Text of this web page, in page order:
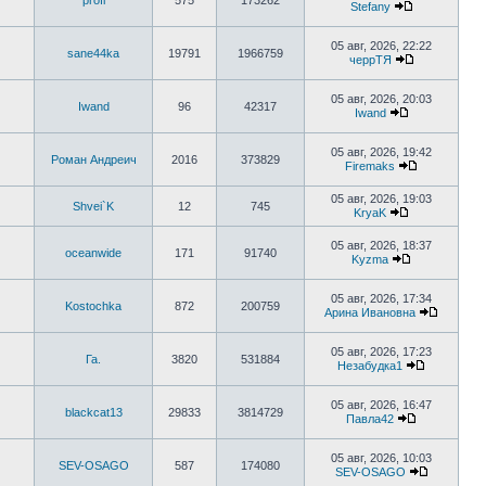
сообщению
Stefany
к
последнему
сообщению
sane44ka 19791 1966759
05 авг, 2026, 22:22
черрТЯ
к
последнему
Iwand 96 42317
05 авг, 2026, 20:03
Iwand
к
последнему
сообщению
Роман Андреич 2016 373829
05 авг, 2026, 19:42
Firemaks
к
последнему
Shvei`K 12 745
05 авг, 2026, 19:03
KryaK
Перейти
последнему
сообщению
oceanwide 171 91740
05 авг, 2026, 18:37
Kyzma
к
последнему
сообщению
Kostochka 872 200759
05 авг, 2026, 17:34
Арина Ивановна
к
Га. 3820 531884
05 авг, 2026, 17:23
Незабудка1
к
blackcat13 29833 3814729
05 авг, 2026, 16:47
Павла42
к
последнему
сообщению
SEV-OSAGO 587 174080
05 авг, 2026, 10:03
SEV-OSAGO